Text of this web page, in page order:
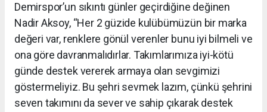
Demirspor’un sıkıntı günler geçirdiğine değinen
Nadir Aksoy, “Her 2 güzide kulübümüzün bir marka
değeri var, renklere gönül verenler bunu iyi bilmeli ve
ona göre davranmalıdırlar. Takımlarımıza iyi-kötü
günde destek vererek armaya olan sevgimizi
göstermeliyiz. Bu şehri sevmek lazım, çünkü şehrini
seven takımını da sever ve sahip çıkarak destek